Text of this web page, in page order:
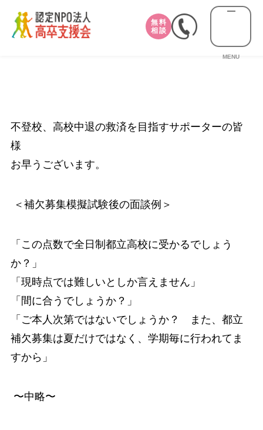
無料
相談
MENU
不登校、高校中退の救済を目指すサポーターの皆
様
お早うございます。
＜補欠募集模擬試験後の面談例＞
「この点数で全日制都立高校に受かるでしょう
か？」
「現時点では難しいとしか言えません」
「間に合うでしょうか？」
「ご本人次第ではないでしょうか？ また、都立
補欠募集は夏だけではなく、学期毎に行われてま
すから」
〜中略〜